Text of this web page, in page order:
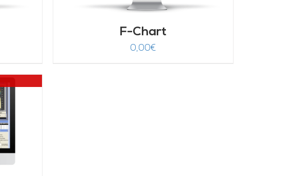
F-Chart
0,00€